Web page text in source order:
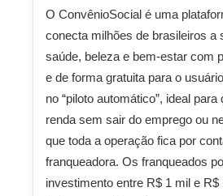
O ConvênioSocial é uma
conecta milhões de brasileiros a
saúde, beleza e bem-estar com
e de forma gratuita para o
no “piloto automático”, ideal
renda sem sair do emprego ou
que toda a operação fica por
franqueadora. Os franqueados
investimento entre R$ 1 mil e